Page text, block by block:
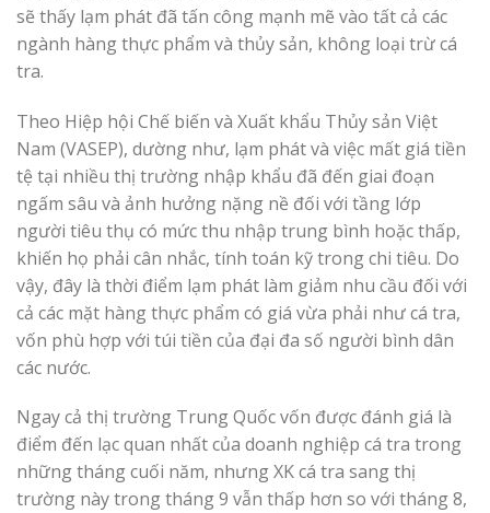
sẽ thấy lạm phát đã tấn công mạnh mẽ vào tất cả các
ngành hàng thực phẩm và thủy sản, không loại trừ cá
tra.
Theo Hiệp hội Chế biến và Xuất khẩu Thủy sản Việt
Nam (VASEP), dường như, lạm phát và việc mất giá tiền
tệ tại nhiều thị trường nhập khẩu đã đến giai đoạn
ngấm sâu và ảnh hưởng nặng nề đối với tầng lớp
người tiêu thụ có mức thu nhập trung bình hoặc thấp,
khiến họ phải cân nhắc, tính toán kỹ trong chi tiêu. Do
vậy, đây là thời điểm lạm phát làm giảm nhu cầu đối với
cả các mặt hàng thực phẩm có giá vừa phải như cá tra,
vốn phù hợp với túi tiền của đại đa số người bình dân
các nước.
Ngay cả thị trường Trung Quốc vốn được đánh giá là
điểm đến lạc quan nhất của doanh nghiệp cá tra trong
những tháng cuối năm, nhưng XK cá tra sang thị
trường này trong tháng 9 vẫn thấp hơn so với tháng 8,